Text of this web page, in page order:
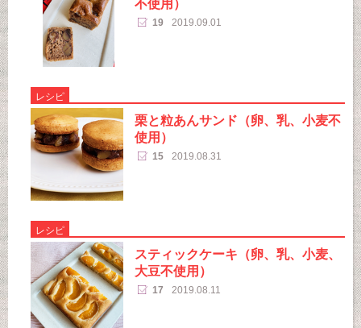
不使用）
19 2019.09.01
レシピ
栗と粒あんサンド（卵、乳、小麦不
使用）
15 2019.08.31
レシピ
スティックケーキ（卵、乳、小麦、
大豆不使用）
17 2019.08.11